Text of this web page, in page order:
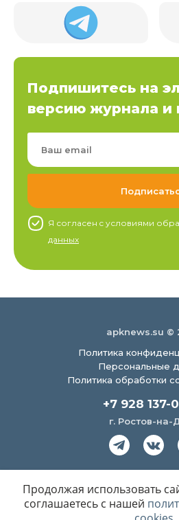
Подпишитесь на
версию журнала и
Я согласен c условиями
данных
apknews.su ©
Политика
Персональные
Политика обработки
+7 928 137-
г. Ростов-на-
Продолжая использовать
соглашаетесь с нашей